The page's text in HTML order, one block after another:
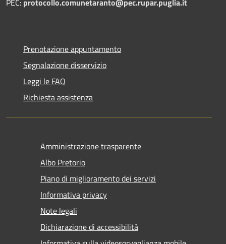
Prenotazione appuntamento
Segnalazione disservizio
Leggi le FAQ
Richiesta assistenza
Amministrazione trasparente
Albo Pretorio
Piano di miglioramento dei servizi
Informativa privacy
Note legali
Dichiarazione di accessibilità